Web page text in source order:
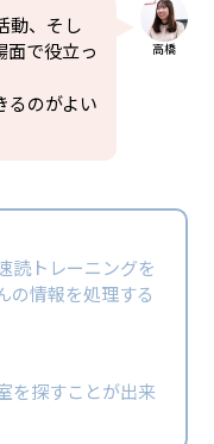
動、そし
面で役立っ
るのがよい
高橋
読トレーニングを
の情報を処理する
を探すことが出来